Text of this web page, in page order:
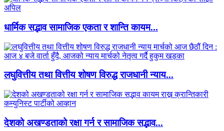
धार्मिक सद्भाव सामाजिक एकता र शान्ति कायम...
लघुवित्तीय तथा वित्तीय शोषण विरुद्ध राजधानी न्याय...
देशको अखण्डताको रक्षा गर्न र सामाजिक सद्भाव...